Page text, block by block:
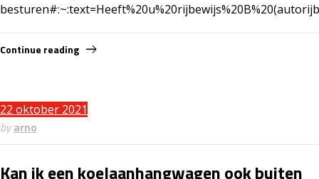
Continue reading
22 oktober 2021
byarno
Kan ik een koelaanhangwagen ook buiten